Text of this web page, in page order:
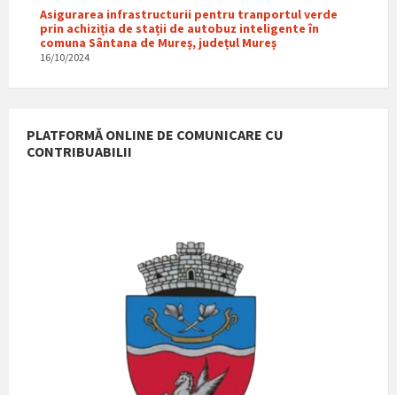
zip
Asigurarea infrastructurii pentru tranportul verde
prin achiziția de stații de autobuz inteligente în
comuna Sântana de Mureș, județul Mureș
16/10/2024
PLATFORMĂ ONLINE DE COMUNICARE CU
CONTRIBUABILII